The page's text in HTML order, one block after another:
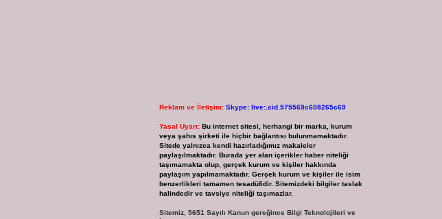
Reklam ve İletişim: Skype: live:.cid.575569c608265c69
Yasal Uyarı: Bu internet sitesi, herhangi bir marka, kurum
veya şahıs şirketi ile hiçbir bağlantısı bulunmamaktadır.
Sitede yalnızca kendi hazırladığımız makaleler
paylaşılmaktadır. Burada yer alan içerikler haber niteliği
taşımamakta olup, gerçek kurum ve kişiler hakkında
paylaşım yapılmamaktadır. Gerçek kurum ve kişiler ile isim
benzerlikleri tamamen tesadüfidir. Sitemizdeki bilgiler taslak
halindedir ve tavsiye niteliği taşımazlar.
Sitemiz, 5651 Sayılı Kanun gereğince Bilgi Teknolojileri ve